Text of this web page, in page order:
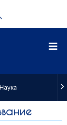
Наука